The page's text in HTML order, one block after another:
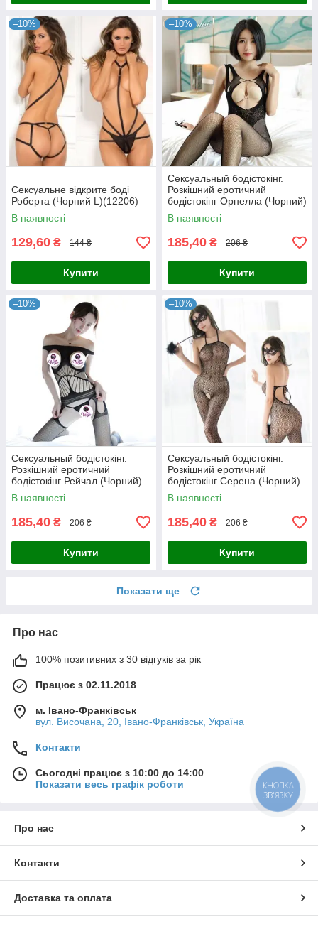
–10%
Сексуальне відкрите боді
Роберта (Чорний L)(12206)
В наявності
129,60 ₴ 144 ₴
Купити
–10%
Сексуальный бодістокінг.
Розкішний еротичний
бодістокінг Орнелла (Чорний)
Розмір: універсал. (XS-XL)
В наявності
185,40 ₴ 206 ₴
Купити
–10%
Сексуальный бодістокінг.
Розкішний еротичний
бодістокінг Рейчал (Чорний)
Розмір: універсал. (XS-XL)
В наявності
185,40 ₴ 206 ₴
Купити
–10%
Сексуальный бодістокінг.
Розкішний еротичний
бодістокінг Серена (Чорний)
Розмір: універсал. (XS-XL)
В наявності
185,40 ₴ 206 ₴
Купити
Показати ще
Про нас
100% позитивних з 30 відгуків за рік
Працює з 02.11.2018
м. Івано-Франківськ
вул. Височана, 20, Івано-Франківськ, Україна
Контакти
Сьогодні працює з 10:00 до 14:00
Показати весь графік роботи
Про нас
Контакти
Доставка та оплата
КНОПКА
ЗВ'ЯЗКУ